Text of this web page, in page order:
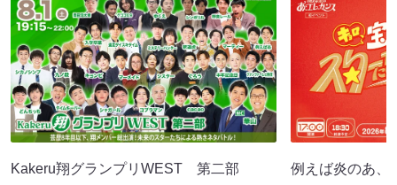
Kakeru翔グランプリWEST 第二部
例えば炎のあ、